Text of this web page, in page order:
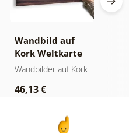
Wandbild auf
Kork Weltkarte
auf Holz
Wandbilder auf Kork
46,13 €